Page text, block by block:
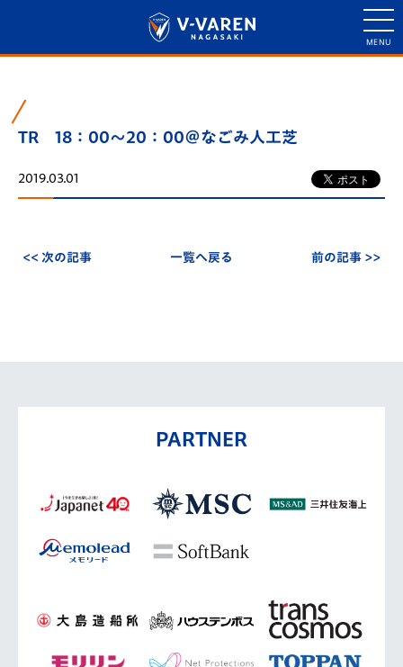
TR 18：00～20：00＠なごみ人工芝
2019.03.01
<< 次の記事 一覧へ戻る 前の記事 >>
PARTNER